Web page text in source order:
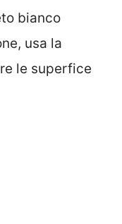
bianco
usa la
le superfice